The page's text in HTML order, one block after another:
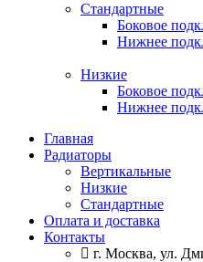
Стандартные
Боковое
Нижнее
Низкие
Боковое
Нижнее
Главная
Радиаторы
Вертикальные
Низкие
Стандартные
Оплата и доставка
Контакты
г. Москва, ул.